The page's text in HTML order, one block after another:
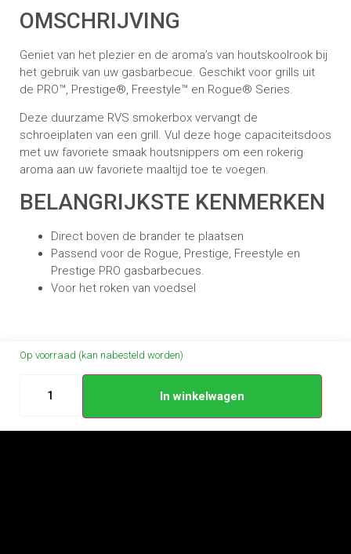
OMSCHRIJVING
Geniet van het plezier en de aroma’s van houtskoolrook bij
het gebruik van uw gasbarbecue. Geschikt voor grills uit
de PRO™, Prestige®, Freestyle™ en Rogue® Series.
Deze duurzame RVS smokerbox vervangt de
schroeiplaten van een grill. Vul deze hoge capaciteitsdoos
met uw favoriete smaak houtsnippers om een rokerig
aroma aan uw favoriete maaltijd toe te voegen.
BELANGRIJKSTE KENMERKEN
Direct boven de brander te plaatsen
Passend voor de Rogue, Prestige, Freestyle en
Prestige PRO gasbarbecues.
Voor het roken van voedsel
Op voorraad (kan nabesteld worden)
In winkelwagen